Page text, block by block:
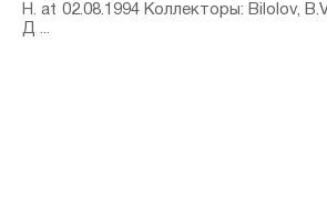
H. at 02.08.1994 Коллекторы: Bilolov,
Д ...